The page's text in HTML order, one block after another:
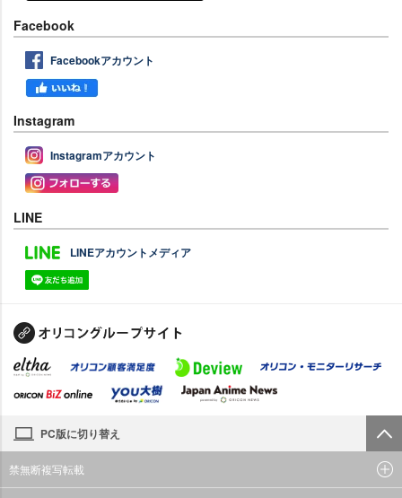
Facebook
Facebookアカウント
Instagram
Instagramアカウント
LINE
LINEアカウントメディア
PC版に切り替え
禁無断複写転載